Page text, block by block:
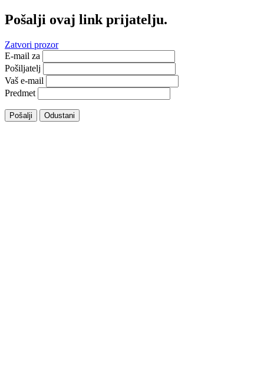
Pošalji ovaj link prijatelju.
Zatvori prozor
E-mail za
Pošiljatelj
Vaš e-mail
Predmet
Pošalji Odustani